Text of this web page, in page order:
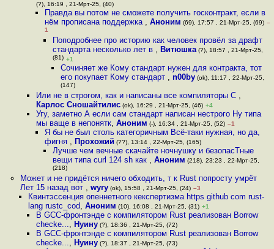
(?), 16:19 , 21-Мрт-25, (40)
Правда вы потом не сможете получить госконтракт, если в
нём прописана поддержка , Аноним (69), 17:57 , 21-Мрт-25, (69) –
1
Поподробнее про историю как человек провёл за драфт
стандарта несколько лет в , Витюшка(?), 18:57 , 21-Мрт-25,
(81) +1
Сочиняет же Кому стандарт нужен для контракта, тот
его покупает Кому стандарт ,n00by (ok), 11:17 , 22-Мрт-25,
(147)
Или не в строгом, как и написаны все компиляторы С ,
Карлос Сношайтилис (ok), 16:29 , 21-Мрт-25, (46) +4
Угу, заметно А если сам стандарт написан нестрого Ну типа
мы ваще в непонятк,Аноним (-), 16:34 , 21-Мрт-25, (52) –1
Я бы не был столь категоричным Всё-таки нужная, но да,
фигня , Прохожий (??), 13:14 , 22-Мрт-25, (165)
Лучше чем вечные скачайте ночнушку и безопасТные
вещи типа curl 124 sh как , Аноним (218), 23:23 , 22-Мрт-25,
(218)
Может и не придётся ничего обходить, т к Rust попросту умрёт
Лет 15 назад вот , wyry(ok), 15:58 , 21-Мрт-25, (24) –3
Квинтэссенция опеннетного кекспертизма https github com rust-
lang rustc_cod, Аноним (10), 16:08 , 21-Мрт-25, (31) +1
В GCC-фронтэнде с компилятором Rust реализован Borrow
checke..., Нуину (?), 18:36 , 21-Мрт-25, (72)
В GCC-фронтэнде с компилятором Rust реализован Borrow
checke..., Нуину (?), 18:37 , 21-Мрт-25, (73)